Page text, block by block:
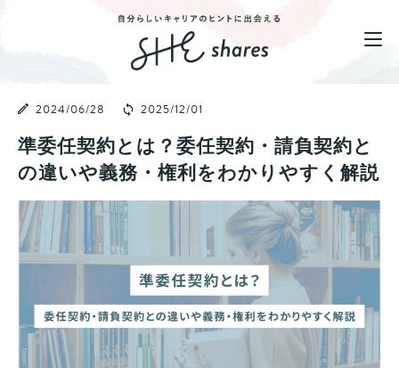
2024/06/28 2025/12/01
準委任契約とは？委任契約・請負契約と
の違いや義務・権利をわかりやすく解説